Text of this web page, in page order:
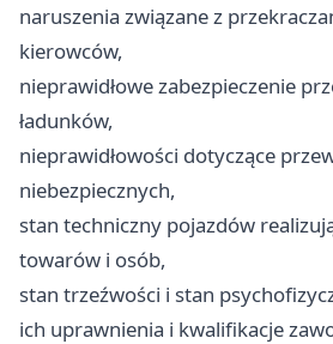
naruszenia związane z
kierowców,
nieprawidłowe zabezpieczenie
ładunków,
nieprawidłowości dotyczące
niebezpiecznych,
stan techniczny pojazdów
towarów i osób,
stan trzeźwości i stan
ich uprawnienia i kwalifikacje